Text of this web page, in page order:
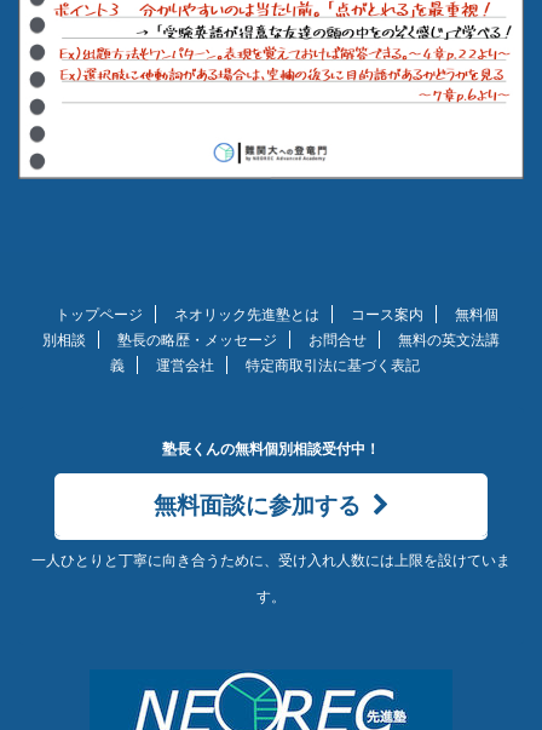
トップページ ネオリック先進塾とは コース案内
無料個
別相談
塾長の略歴・メッセージ お問合せ
無料の英文法講
義
運営会社 特定商取引法に基づく表記
塾長くんの無料個別相談受付中！
無料面談に参加する
一人ひとりと丁寧に向き合うために、受け入れ人数には上限を設けていま
す。